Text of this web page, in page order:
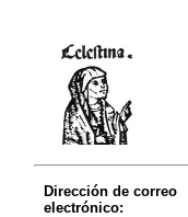
Dirección de correo
electrónico: